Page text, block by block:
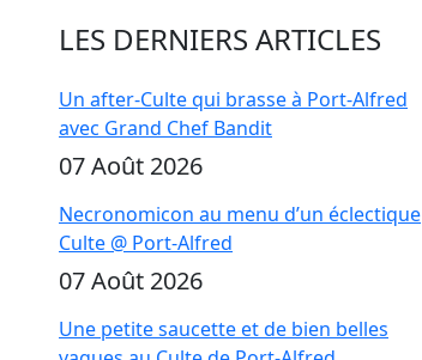
LES DERNIERS ARTICLES
Un after-Culte qui brasse à Port-Alfred
avec Grand Chef Bandit
07 Août 2026
Necronomicon au menu d’un éclectique
Culte @ Port-Alfred
07 Août 2026
Une petite saucette et de bien belles